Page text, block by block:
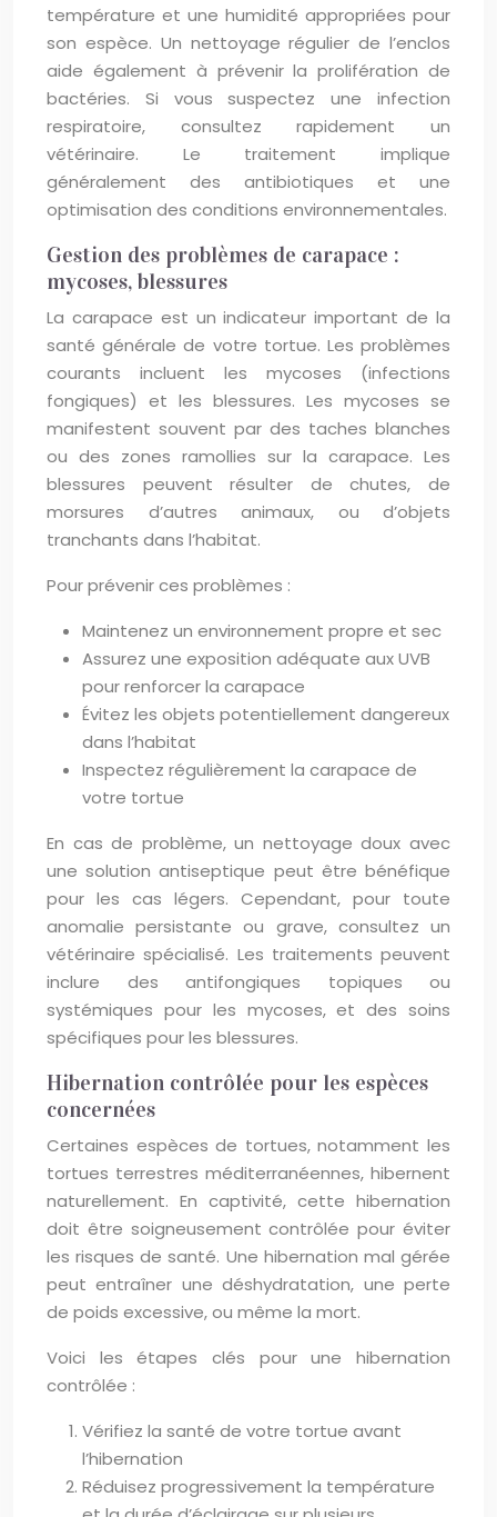
température et une humidité appropriées pour
son espèce. Un nettoyage régulier de l’enclos
aide également à prévenir la prolifération de
bactéries. Si vous suspectez une infection
respiratoire, consultez rapidement un
vétérinaire. Le traitement implique
généralement des antibiotiques et une
optimisation des conditions environnementales.
Gestion des problèmes de carapace :
mycoses, blessures
La carapace est un indicateur important de la
santé générale de votre tortue. Les problèmes
courants incluent les mycoses (infections
fongiques) et les blessures. Les mycoses se
manifestent souvent par des taches blanches
ou des zones ramollies sur la carapace. Les
blessures peuvent résulter de chutes, de
morsures d’autres animaux, ou d’objets
tranchants dans l’habitat.
Pour prévenir ces problèmes :
Maintenez un environnement propre et sec
Assurez une exposition adéquate aux UVB
pour renforcer la carapace
Évitez les objets potentiellement dangereux
dans l’habitat
Inspectez régulièrement la carapace de
votre tortue
En cas de problème, un nettoyage doux avec
une solution antiseptique peut être bénéfique
pour les cas légers. Cependant, pour toute
anomalie persistante ou grave, consultez un
vétérinaire spécialisé. Les traitements peuvent
inclure des antifongiques topiques ou
systémiques pour les mycoses, et des soins
spécifiques pour les blessures.
Hibernation contrôlée pour les espèces
concernées
Certaines espèces de tortues, notamment les
tortues terrestres méditerranéennes, hibernent
naturellement. En captivité, cette hibernation
doit être soigneusement contrôlée pour éviter
les risques de santé. Une hibernation mal gérée
peut entraîner une déshydratation, une perte
de poids excessive, ou même la mort.
Voici les étapes clés pour une hibernation
contrôlée :
Vérifiez la santé de votre tortue avant
l’hibernation
Réduisez progressivement la température